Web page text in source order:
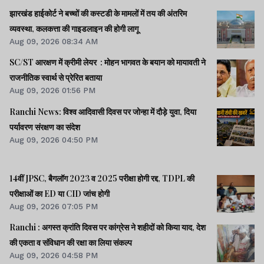
झारखंड हाईकोर्ट ने बच्चों की कस्टडी के मामलों में तय की अंतरिम
व्यवस्था, कलकत्ता की गाइडलाइन की होगी लागू
Aug 09, 2026 08:34 AM
SC/ST आरक्षण में क्रीमी लेयर : मोहन भागवत के बयान को मायावती ने
राजनीतिक स्वार्थ से प्रेरित बताया
Aug 09, 2026 01:56 PM
Ranchi News: विश्व आदिवासी दिवस पर जोन्हा में दौड़े युवा, दिया
पर्यावरण संरक्षण का संदेश
Aug 09, 2026 04:50 PM
14वीं JPSC, बैगलॉग 2023 व 2025 परीक्षा होगी रद्द, TDPL की
परीक्षाओं का ED या CID जांच होगी
Aug 09, 2026 07:05 PM
Ranchi : अगस्त क्रांति दिवस पर कांग्रेस ने शहीदों को किया याद, देश
की एकता व संविधान की रक्षा का लिया संकल्प
Aug 09, 2026 04:58 PM